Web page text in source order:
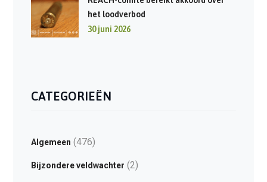
het loodverbod
30 juni 2026
CATEGORIEËN
Algemeen (476)
Bijzondere veldwachter (2)